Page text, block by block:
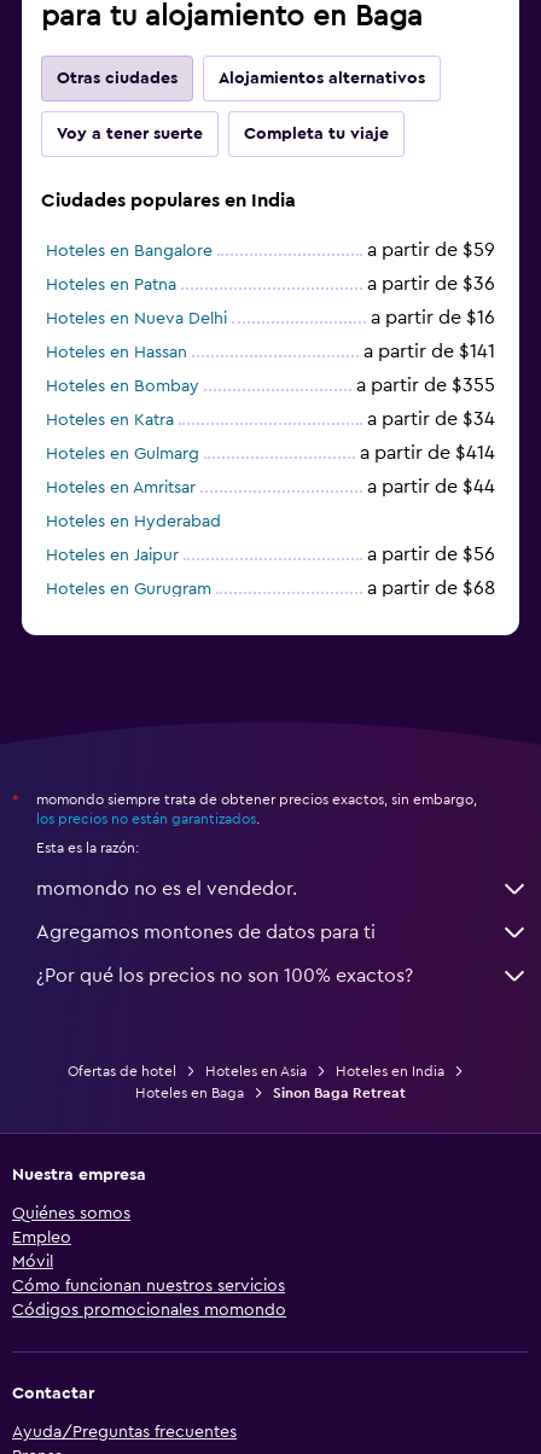
para tu alojamiento en Baga
Otras ciudades Alojamientos alternativos
Voy a tener suerte Completa tu viaje
Ciudades populares en India
Hoteles en Bangalore a partir de $59
Hoteles en Patna a partir de $36
Hoteles en Nueva Delhi a partir de $16
Hoteles en Hassan a partir de $141
Hoteles en Bombay a partir de $355
Hoteles en Katra a partir de $34
Hoteles en Gulmarg a partir de $414
Hoteles en Amritsar a partir de $44
Hoteles en Hyderabad
Hoteles en Jaipur
a partir de $56
Hoteles en Gurugram a partir de $68
*
momondo siempre trata de obtener precios exactos, sin embargo,
los precios no están garantizados
Esta es la razón:
momondo no es el vendedor.
Agregamos montones de datos para ti
¿Por qué los precios no son 100% exactos?
Ofertas de hotel Hoteles en Asia
Hoteles en India
Hoteles en Baga
Sinon Baga Retreat
Nuestra empresa
Quiénes somos
Empleo
Móvil
Cómo funcionan nuestros servicios
Códigos promocionales momondo
Contactar
Ayuda/Preguntas frecuentes